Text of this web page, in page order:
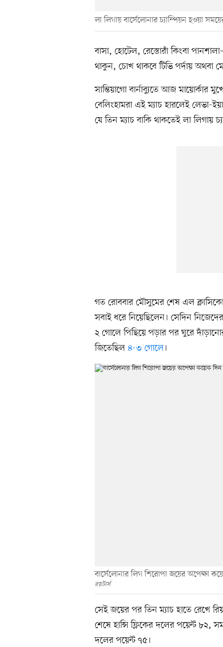
লা লিগায় বার্সেলোনার চ্যাম্পিয়ন হওয়া
বাসা, হোটেল, রেস্তোরাঁ কিংবা
থাকুন, চোখ থাকবে টিভি পর্দায় অথবা
সান্তিয়াগো বার্নাব্যুতে আজ মায়োর্কার
বেলিংহামরা এই ম্যাচ হারলেই লেভা-
যে তিন ম্যাচ বাকি থাকতেই লা লিগায়
গত রোববার মৌসুমের শেষ এল
সবাই ধরে নিয়েছিলেন। সেদিন
২ গোলে পিছিয়ে পড়ার পর ঘুরে
জিতেছিল ৪-৩ গোলে।
বার্সেলোনার লিগ শিরোপা জয়ের অপেক্ষা
রয়টার্স
সেই জয়ের পর তিন ম্যাচ হাতে রেখে
শেষে হান্সি ফ্লিকের দলের পয়েন্ট ৮২,
দলের পয়েন্ট ৭৫।